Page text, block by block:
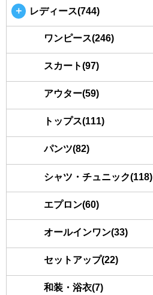
＋ レディース(744)
ワンピース(246)
スカート(97)
アウター(59)
トップス(111)
パンツ(82)
シャツ・チュニック(118)
エプロン(60)
オールインワン(33)
セットアップ(22)
和装・浴衣(7)